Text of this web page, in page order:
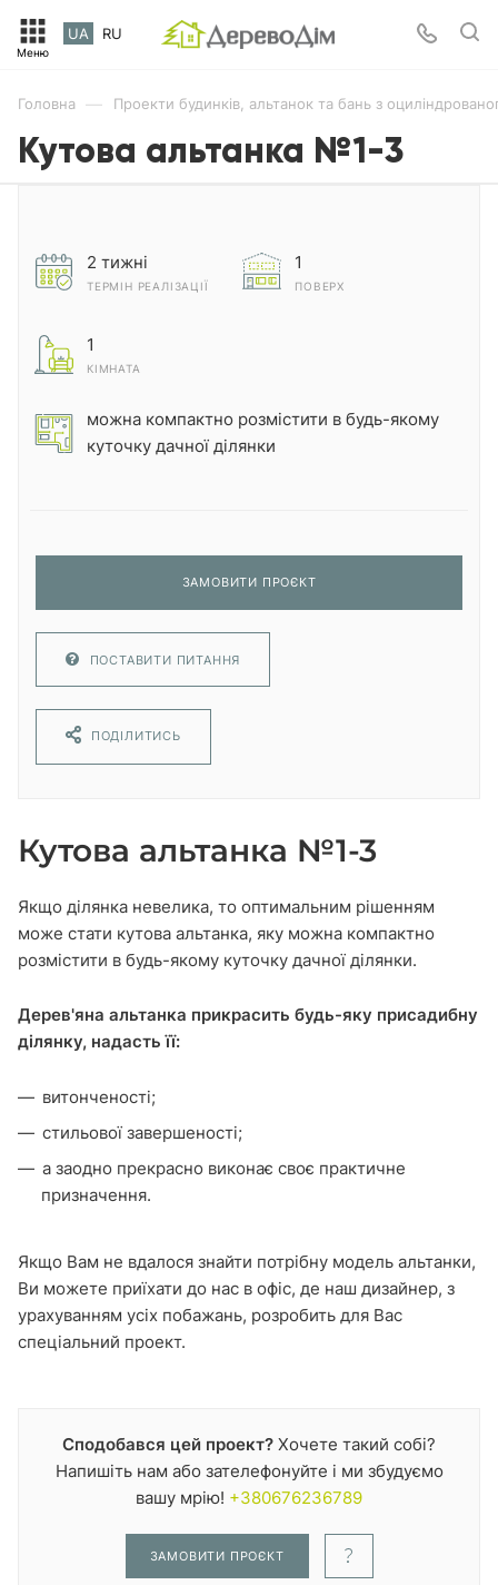
UA RU
Головна — Проекти будинків, альтанок та бань з
Кутова альтанка №1-3
2 тижні
ТЕРМІН РЕАЛІЗАЦІЇ
1
ПОВЕРХ
1
КІМНАТА
можна компактно розмістити в будь-якому
куточку дачної ділянки
ЗАМОВИТИ ПРОЄКТ
ПОСТАВИТИ ПИТАННЯ
ПОДІЛИТИСЬ
Кутова альтанка №1-3
Якщо ділянка невелика, то оптимальним рішенням
може стати кутова альтанка, яку можна компактно
розмістити в будь-якому куточку дачної ділянки.
Дерев'яна альтанка прикрасить будь-яку присадибну
ділянку, надасть її:
витонченості;
стильової завершеності;
а заодно прекрасно виконає своє практичне
призначення.
Якщо Вам не вдалося знайти потрібну модель альтанки,
Ви можете приїхати до нас в офіс, де наш дизайнер, з
урахуванням усіх побажань, розробить для Вас
спеціальний проект.
Сподобався цей проект? Хочете такий собі?
Напишіть нам або зателефонуйте і ми збудуємо
вашу мрію! +380676236789
ЗАМОВИТИ ПРОЄКТ